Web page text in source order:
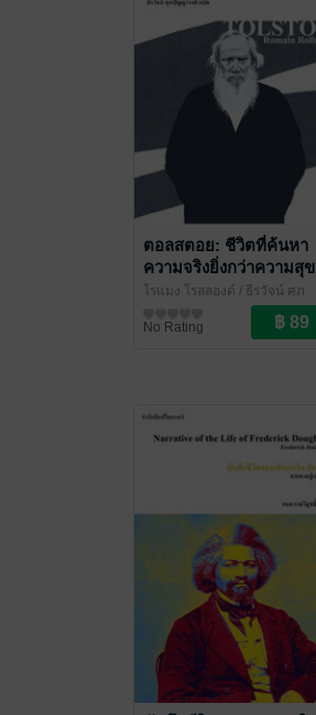
ตอลสตอย: ชีวิตที่ค้นหา
ความจริงยิ่งกว่าความสุข
(Tolstoy)
โรแมง โรลลองด์ / ธีรวัจน์ ศุภ
/ ไศเลนทร์
No Rating